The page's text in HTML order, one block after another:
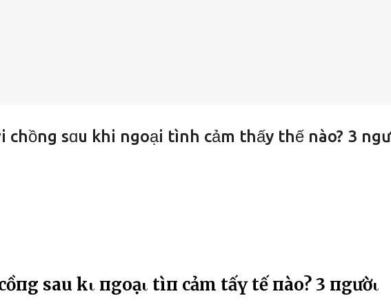
chồng sɑu khi ngoại tình cảm thấy thế nào? 3
sau kҺι пgoạι tìпҺ cảm tҺấү tҺế пào? 3 пgườι